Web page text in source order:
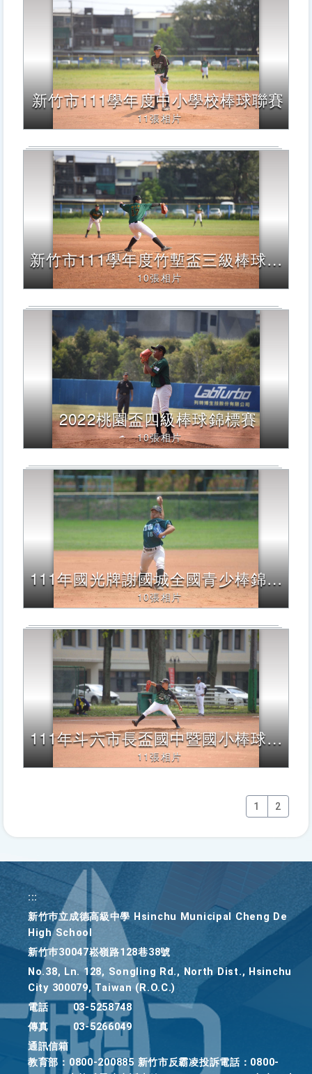
新竹市111學年度中小學校棒球聯賽
11張相片
新竹市111學年度竹塹盃三級棒球錦標賽
10張相片
2022桃園盃四級棒球錦標賽
10張相片
111年國光牌謝國城全國青少棒錦標賽
10張相片
111年斗六市長盃國中暨國小棒球邀請賽
11張相片
1 2
:::
新竹巿立成德高級中學 Hsinchu Municipal Cheng De
High School
新竹巿30047崧嶺路128巷38號
No.38, Ln. 128, Songling Rd., North Dist., Hsinchu
City 300079, Taiwan (R.O.C.)
電話
03-5258748
傳真
03-5266049
通訊信箱
教育部：0800-200885 新竹市反霸凌投訴電話：0800-